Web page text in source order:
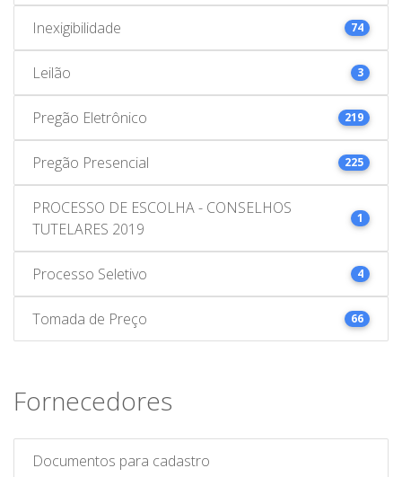
Inexigibilidade 74
Leilão 3
Pregão Eletrônico 219
Pregão Presencial 225
PROCESSO DE ESCOLHA - CONSELHOS
TUTELARES 2019
1
Processo Seletivo 4
Tomada de Preço 66
Fornecedores
Documentos para cadastro